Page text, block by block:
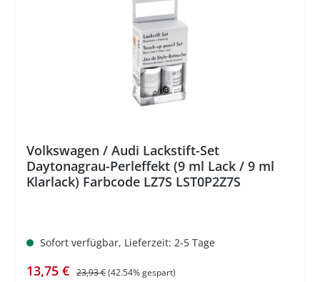
Volkswagen / Audi Lackstift-Set
Daytonagrau-Perleffekt (9 ml Lack / 9 ml
Klarlack) Farbcode LZ7S LST0P2Z7S
Sofort verfügbar, Lieferzeit: 2-5 Tage
Verkaufspreis:
13,75 € Regulärer Preis:
23,93 €(42.54% gespart)